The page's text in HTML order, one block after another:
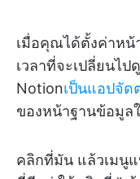
เมื่อคุณได้ตั้งค่าหน้
เวลาที่จะเปลี่ยนไ
Notionเป็นแอปจัด
ของหน้าฐานข้อมูล
คลิกที่มัน แล้วเมนูแ